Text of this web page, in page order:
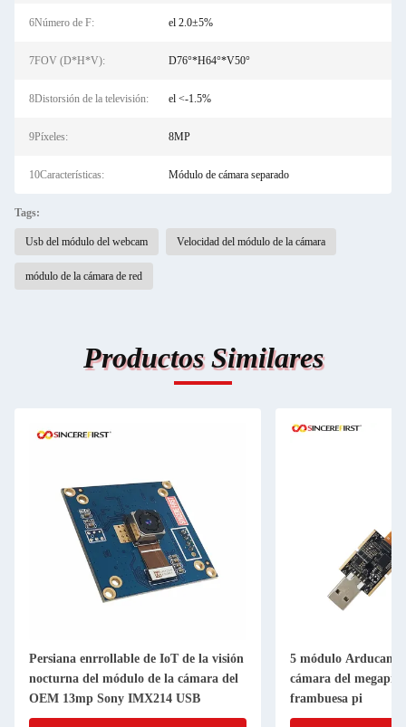
6Número de F: el 2.0±5%
7FOV (D*H*V): D76°*H64°*V50°
8Distorsión de la televisión: el <-1.5%
9Píxeles: 8MP
10Características: Módulo de cámara separado
Tags:
Usb del módulo del webcam Velocidad del módulo de la cámara
módulo de la cámara de red
Productos Similares
Persiana enrrollable de IoT de la visión
nocturna del módulo de la cámara del
OEM 13mp Sony IMX214 USB
5 módulo Arducam
cámara del
frambuesa pi